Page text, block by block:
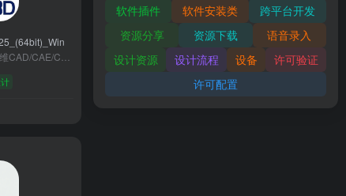
软件插件
软件安装类
跨平台开发
资源分享
资源下载
语音录入
设计资源
设计流程 设备
许可验证
许可配置